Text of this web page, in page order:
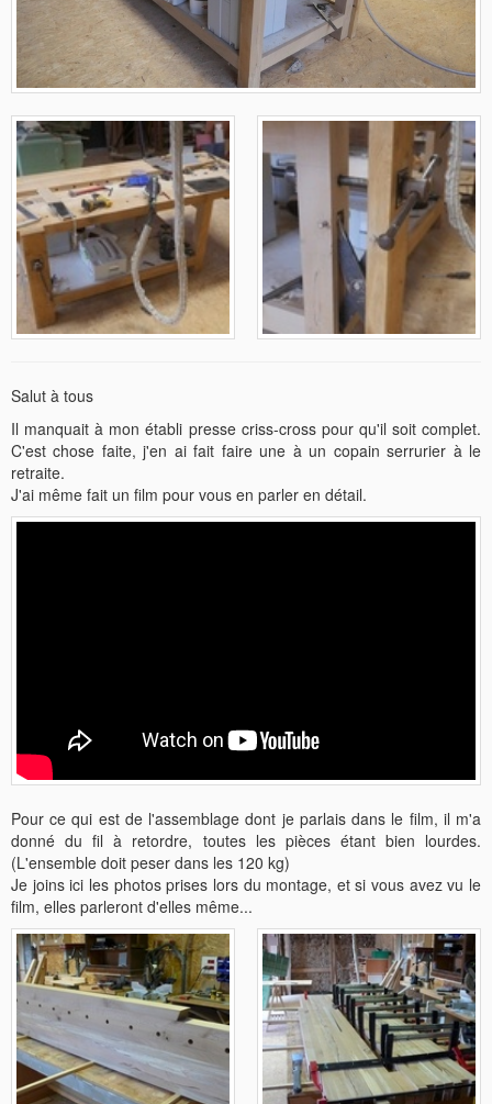
Salut à tous
Il manquait à mon établi presse criss-cross pour qu'il soit complet.
C'est chose faite, j'en ai fait faire une à un copain serrurier à le
retraite.
J'ai même fait un film pour vous en parler en détail.
Pour ce qui est de l'assemblage dont je parlais dans le film, il m'a
donné du fil à retordre, toutes les pièces étant bien lourdes.
(L'ensemble doit peser dans les 120 kg)
Je joins ici les photos prises lors du montage, et si vous avez vu le
film, elles parleront d'elles même...